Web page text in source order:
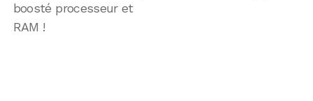
boosté processeur et
RAM !